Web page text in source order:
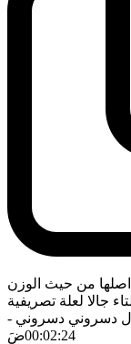
اصلها من حيث الوزن
جالا لعلة تصريفية
دسروني دسروني -
00:02:24ضَ